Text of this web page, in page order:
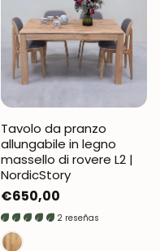
Tavolo da pranzo
allungabile in legno
massello di rovere L2 |
NordicStory
Prezzo
normale
€650,00
2 reseñas